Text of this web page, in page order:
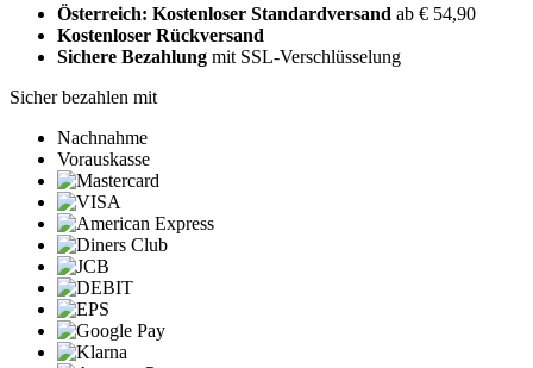
Österreich: Kostenloser Standardversand ab € 54,90
Kostenloser Rückversand
Sichere Bezahlung mit SSL-Verschlüsselung
Sicher bezahlen mit
Nachnahme
Vorauskasse